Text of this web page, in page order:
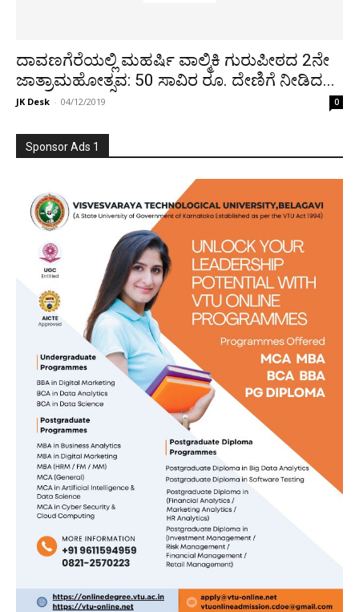
ದಾವಣಗೆರೆಯಲ್ಲಿ ಮಹರ್ಷಿ ವಾಲ್ಮಿಕಿ ಗುರುಪೀಠದ 2ನೇ
ಜಾತ್ರಾಮಹೋತ್ಸವ: 50 ಸಾವಿರ ರೂ. ದೇಣಿಗೆ ನೀಡಿದ...
JK Desk - 04/12/2019 0
Sponsor Ads 1